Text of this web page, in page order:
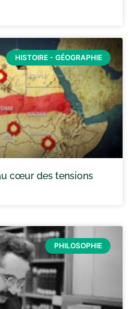
HISTOIRE - GÉOGRAPHIE
cœur des tensions
PHILOSOPHIE